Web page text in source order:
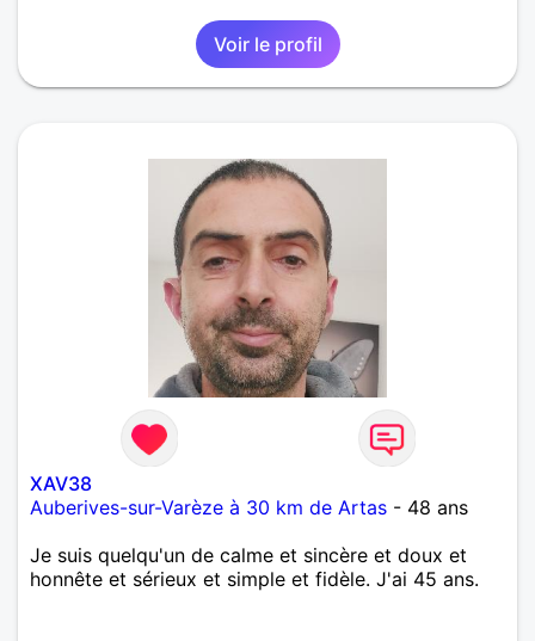
Voir le profil
XAV38
Auberives-sur-Varèze à 30 km de Artas - 48 ans
Je suis quelqu'un de calme et sincère et doux et
honnête et sérieux et simple et fidèle. J'ai 45 ans.